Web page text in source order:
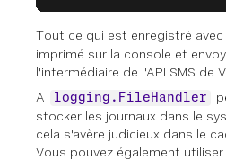
Tout ce qui est enregistré avec
imprimé sur la console et
l'intermédiaire de l'API SMS de
A
logging.FileHandler
stocker les journaux dans le
cela s'avère judicieux dans le
Vous pouvez également utiliser